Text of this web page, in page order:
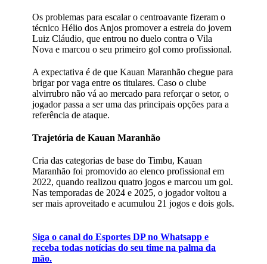
Os problemas para escalar o centroavante fizeram o
técnico Hélio dos Anjos promover a estreia do jovem
Luiz Cláudio, que entrou no duelo contra o Vila
Nova e marcou o seu primeiro gol como profissional.
A expectativa é de que Kauan Maranhão chegue para
brigar por vaga entre os titulares. Caso o clube
alvirrubro não vá ao mercado para reforçar o setor, o
jogador passa a ser uma das principais opções para a
referência de ataque.
Trajetória de Kauan Maranhão
Cria das categorias de base do Timbu, Kauan
Maranhão foi promovido ao elenco profissional em
2022, quando realizou quatro jogos e marcou um gol.
Nas temporadas de 2024 e 2025, o jogador voltou a
ser mais aproveitado e acumulou 21 jogos e dois gols.
Siga o canal do Esportes DP no Whatsapp e
receba todas notícias do seu time na palma da
mão.